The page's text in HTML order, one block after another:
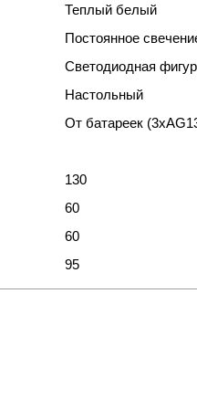
Теплый белый
Постоянное
Светодиодная
Настольный
От батареек
130
60
60
95